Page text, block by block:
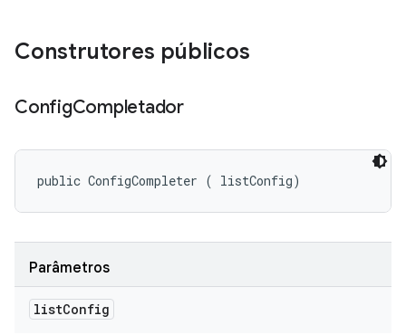
Construtores públicos
ConfigCompletador
public ConfigCompleter ( listConfig)
Parâmetros
listConfig